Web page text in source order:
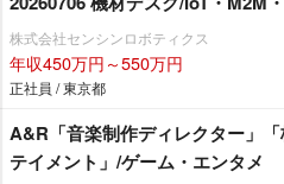
株式会社センシンロボティクス
年収450万円～550万円
正社員 / 東京都
A&R「音楽制作ディレクター」
テイメント」/ゲーム・エンタメ